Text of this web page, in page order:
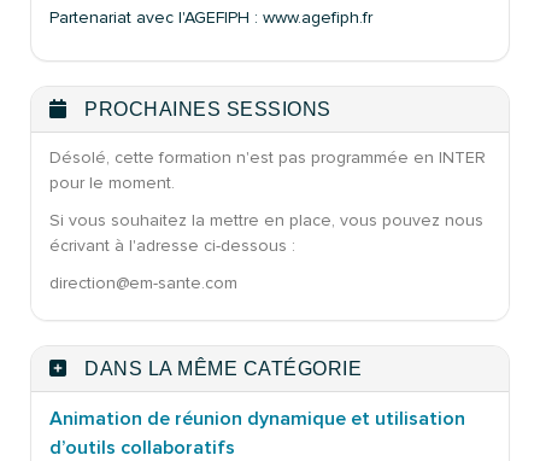
Partenariat avec l'AGEFIPH : www.agefiph.fr
PROCHAINES SESSIONS
Désolé, cette formation n'est pas programmée en INTER
pour le moment.
Si vous souhaitez la mettre en place, vous pouvez nous
écrivant à l'adresse ci-dessous :
direction@em-sante.com
DANS LA MÊME CATÉGORIE
Animation de réunion dynamique et utilisation
d’outils collaboratifs